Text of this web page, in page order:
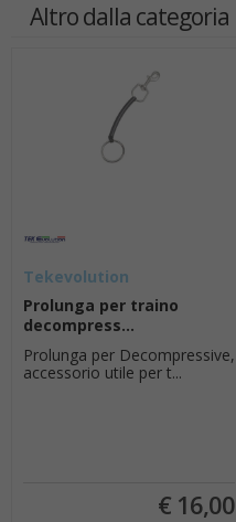
Altro dalla categoria
Tekevolution
Prolunga per traino
decompress...
Prolunga per Decompressive,
accessorio utile per t...
€ 16,00